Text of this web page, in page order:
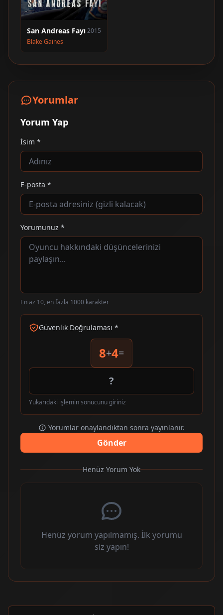
San Andreas Fayı2015
Blake Gaines
Yorumlar
Yorum Yap
İsim *
E-posta *
Yorumunuz *
En az 10, en fazla 1000 karakter
Güvenlik Doğrulaması *
8+4=
Yukarıdaki işlemin sonucunu giriniz
Yorumlar onaylandıktan sonra yayınlanır.
Gönder
Henüz Yorum Yok
Henüz yorum yapılmamış. İlk yorumu
siz yapın!